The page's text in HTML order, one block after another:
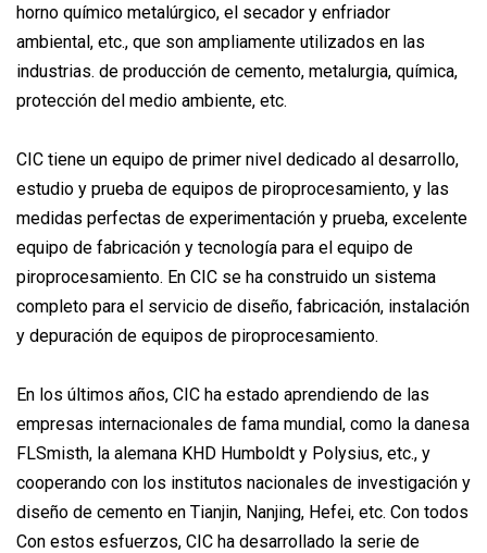
horno químico metalúrgico, el secador y enfriador
ambiental, etc., que son ampliamente utilizados en las
industrias. de producción de cemento, metalurgia, química,
protección del medio ambiente, etc.
CIC tiene un equipo de primer nivel dedicado al desarrollo,
estudio y prueba de equipos de piroprocesamiento, y las
medidas perfectas de experimentación y prueba, excelente
equipo de fabricación y tecnología para el equipo de
piroprocesamiento. En CIC se ha construido un sistema
completo para el servicio de diseño, fabricación, instalación
y depuración de equipos de piroprocesamiento.
En los últimos años, CIC ha estado aprendiendo de las
empresas internacionales de fama mundial, como la danesa
FLSmisth, la alemana KHD Humboldt y Polysius, etc., y
cooperando con los institutos nacionales de investigación y
diseño de cemento en Tianjin, Nanjing, Hefei, etc. Con todos
Con estos esfuerzos, CIC ha desarrollado la serie de